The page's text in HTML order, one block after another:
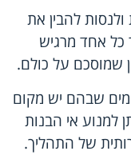
להבין את
אחד מרגיש
שמוסכם על כולם.
שבהם יש מקום
למנוע אי הבנות
של התהליך.